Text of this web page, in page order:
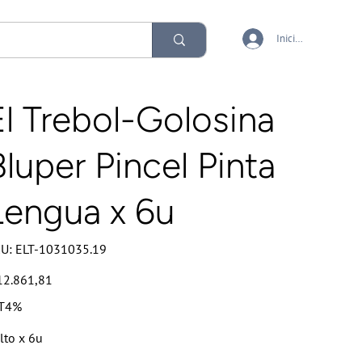
Iniciar sesión
Trebol-Golosina
Pincel Pinta
x 6u
SKU
ELT-
ELT-1031035.19
x 6u